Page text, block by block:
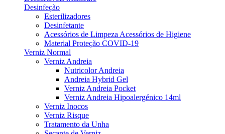
Desinfeção
Esterilizadores
Desinfetante
Acessórios de Limpeza Acessórios de Higiene
Material Proteção COVID-19
Verniz Normal
Verniz Andreia
Nutricolor Andreia
Andreia Hybrid Gel
Verniz Andreia Pocket
Verniz Andreia Hipoalergénico 14ml
Verniz Inocos
Verniz Risque
Tratamento da Unha